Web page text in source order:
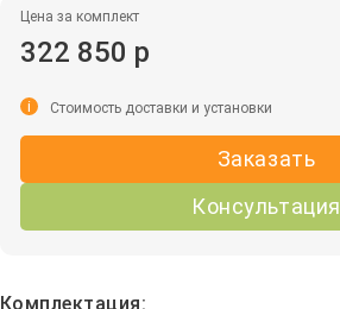
Цена за комплект
322 850 р
Заказать
Консультация
i Стоимость доставки и установки
Комплектация: